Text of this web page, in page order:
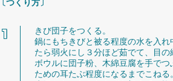
つくり方〕
きび団子をつくる。
鍋にもちきびと被る程度の水を入れ
たら弱火にし３分ほど茹でて、目の
ボウルに団子粉、木綿豆腐を手で
ための耳たぶ程度になるまでこねる。